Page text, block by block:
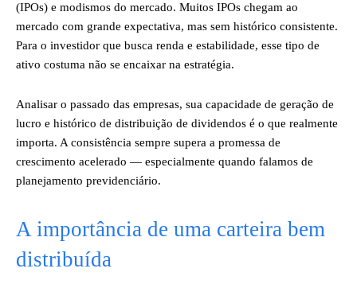
(IPOs) e modismos do mercado. Muitos IPOs chegam ao
mercado com grande expectativa, mas sem histórico consistente.
Para o investidor que busca renda e estabilidade, esse tipo de
ativo costuma não se encaixar na estratégia.
Analisar o passado das empresas, sua capacidade de geração de
lucro e histórico de distribuição de dividendos é o que realmente
importa. A consistência sempre supera a promessa de
crescimento acelerado — especialmente quando falamos de
planejamento previdenciário.
A importância de uma carteira bem
distribuída